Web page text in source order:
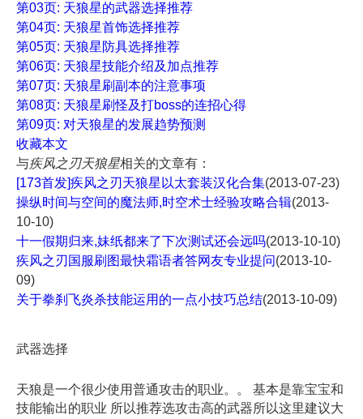
第03页: 天狼星的武器选择推荐
第04页: 天狼星首饰选择推荐
第05页: 天狼星防具选择推荐
第06页: 天狼星技能介绍及加点推荐
第07页: 天狼星刷副本的注意事项
第08页: 天狼星刷怪及打boss的连招心得
第09页: 对天狼星的发展趋势预测
收藏本文
与疾风之刃天狼星相关的文章有：
[173首发]疾风之刃天狼星以太套装汉化合集(2013-07-23)
操纵时间与空间的魔法师,时空术士经验攻略合辑(2013-
10-10)
十一假期归来,妹纸都来了下次测试还会远吗(2013-10-10)
疾风之刃国服刷图最快霜语者答网友专业提问(2013-10-
09)
关于拳刹飞炎杀技能运用的一点小技巧总结(2013-10-09)
武器选择
天狼是一个很少使用普通攻击的职业。。 基本是靠宝宝和
技能输出的职业 所以推荐选攻击高的武器所以这里建议大